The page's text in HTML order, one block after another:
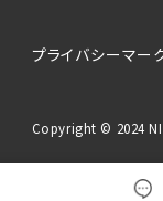
プライバシーマー
Copyright © 2024